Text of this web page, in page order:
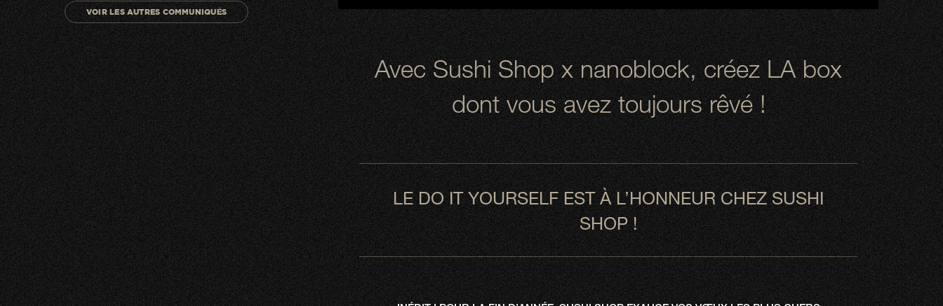
VOIR LES AUTRES COMMUNIQUÉS
Avec Sushi Shop x nanoblock, créez LA box
dont vous avez toujours rêvé !
LE DO IT YOURSELF EST À L’HONNEUR CHEZ SUSHI
SHOP !